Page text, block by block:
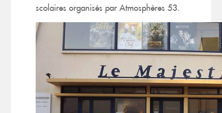
scolaires organisés par Atmosphères 53.